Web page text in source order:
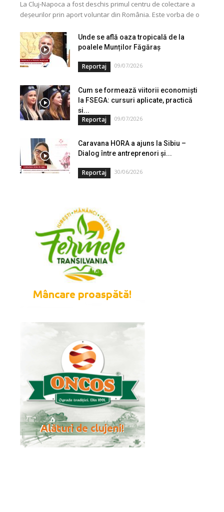
La Cluj-Napoca a fost deschis primul centru de colectare a
deșeurilor prin aport voluntar din România. Este vorba de o
Unde se află oaza tropicală de la
poalele Munților Făgăraș
Reportaj 09/07/2026
Cum se formează viitorii economiști
la FSEGA: cursuri aplicate, practică
și...
Reportaj 09/07/2026
Caravana HORA a ajuns la Sibiu –
Dialog între antreprenori și...
Reportaj 30/06/2026